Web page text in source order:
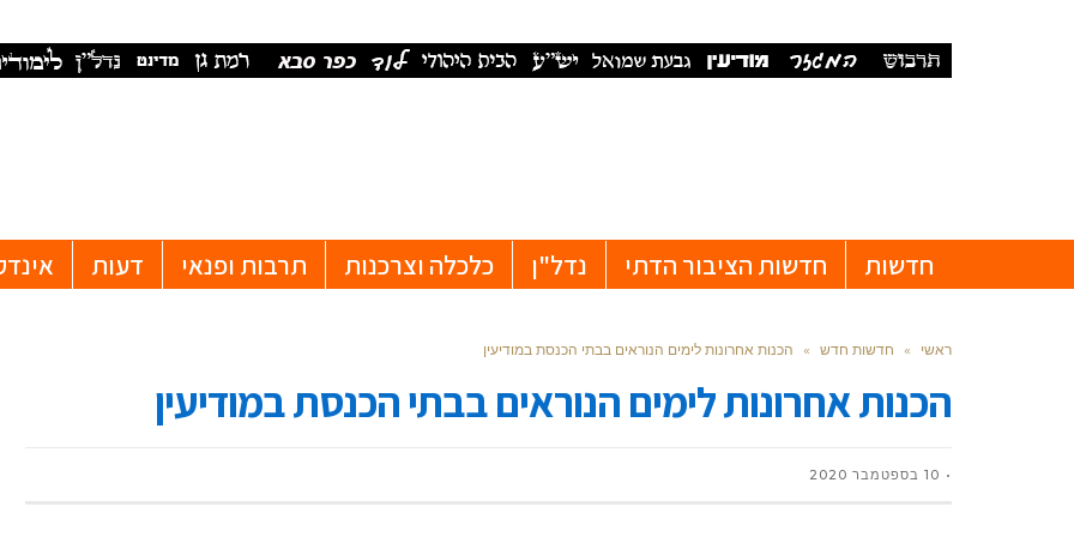
חדשות חדשות הציבור הדתי נדל"ן כלכלה וצרכנות תרבות ופנאי דעות
ראשי » חדשות חדש » הכנות אחרונות לימים הנוראים בבתי הכנסת במודיעין
הכנות אחרונות לימים הנוראים בבתי הכנסת במודיעין
10 בספטמבר 2020